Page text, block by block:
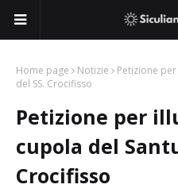
Home page Notizie
Petizione
del SS. Crocifisso
Petizione per
cupola del
Crocifisso